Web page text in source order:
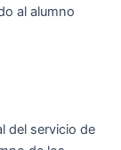
al alumno
del servicio de